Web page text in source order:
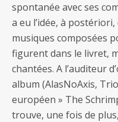
spontanée avec ses
a eu l’idée, à
musiques composées
figurent dans le livret,
chantées. A l’auditeur
album (AlasNoAxis,
européen » The
trouve, une fois de